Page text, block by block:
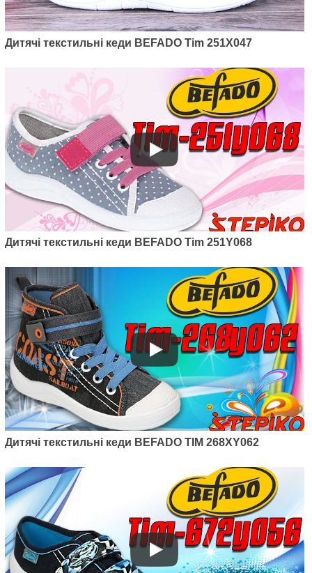
Дитячі текстильні кеди BEFADO Tim 251X047
Дитячі текстильні кеди BEFADO Tim 251Y068
Дитячі текстильні кеди BEFADO TIM 268XY062